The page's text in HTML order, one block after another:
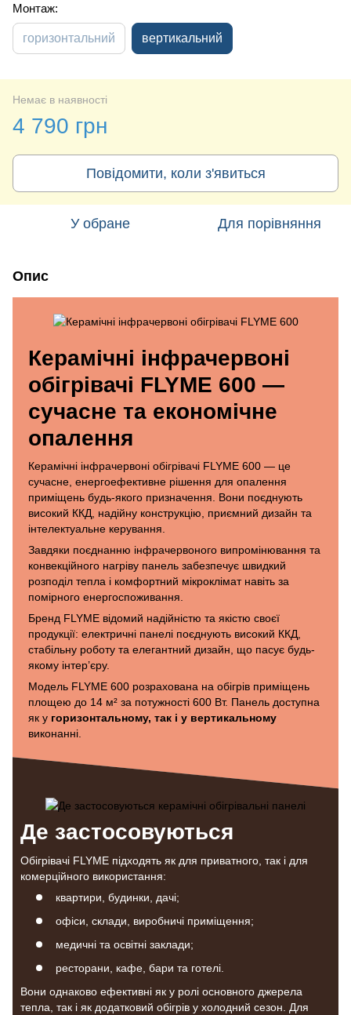
Монтаж:
горизонтальний вертикальний
Немає в наявності
4 790 грн
Повідомити, коли з'явиться
У обране Для порівняння
Опис
Керамічні інфрачервоні
обігрівачі FLYME 600 —
сучасне та економічне
опалення
Керамічні інфрачервоні обігрівачі FLYME 600 — це
сучасне, енергоефективне рішення для опалення
приміщень будь-якого призначення. Вони поєднують
високий ККД, надійну конструкцію, приємний дизайн та
інтелектуальне керування.
Завдяки поєднанню інфрачервоного випромінювання та
конвекційного нагріву панель забезпечує швидкий
розподіл тепла і комфортний мікроклімат навіть за
помірного енергоспоживання.
Бренд FLYME відомий надійністю та якістю своєї
продукції: електричні панелі поєднують високий ККД,
стабільну роботу та елегантний дизайн, що пасує будь-
якому інтер’єру.
Модель FLYME 600 розрахована на обігрів приміщень
площею до 14 м² за потужності 600 Вт. Панель доступна
як у горизонтальному, так і у вертикальному
виконанні.
Де застосовуються
Обігрівачі FLYME підходять як для приватного, так і для
комерційного використання:
квартири, будинки, дачі;
офіси, склади, виробничі приміщення;
медичні та освітні заклади;
ресторани, кафе, бари та готелі.
Вони однаково ефективні як у ролі основного джерела
тепла, так і як додатковий обігрів у холодний сезон. Для